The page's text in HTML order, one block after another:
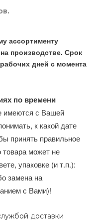
ассортименту
производстве. Срок
дней с момента
по времени
имеются с Вашей
к какой дате
принять правильное
товара может не
упаковке (и т.п.):
замена на
с Вами)!
доставки